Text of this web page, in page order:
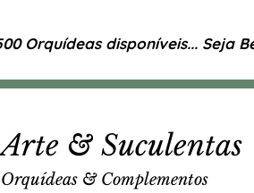
Orquídeas disponíveis... Seja
Arte & Suculentas
Orquídeas & Complementos